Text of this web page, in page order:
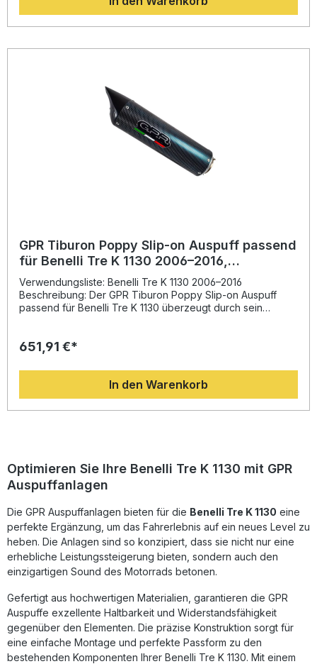
auf langjähriger Erfahrung aus der Motorrad-
Weltmeisterschaft und vereint Innovation mit höchster
überzeugt die Decat Pipe durch eine satte, sportliche
Verfahren möglich. Für eine fachgerechte Installation wird
der Einbau in einer Werkstatt empfohlen. Alle benötigten
Halterungen und das passende Montagematerial sind im
Lieferumfang enthalten. Hergestellt in Italien, steht die GPR
Decatalizzatore für Qualität, Langlebigkeit und
GPR Tiburon Poppy Slip-on Auspuff passend
für Benelli Tre K 1130 2006–2016,
homologiert
Verwendungsliste: Benelli Tre K 1130 2006–2016
Beschreibung: Der GPR Tiburon Poppy Slip-on Auspuff
passend für Benelli Tre K 1130 überzeugt durch sein
Entwickelt mit der Expertise aus der Motorrad-
italienische Ingenieurskunst mit optimaler Performance. Der
Klang wird durch den abnehmbaren dB-Killer sportlich und
kernig, bleibt dabei jedoch stets im zulässigen Bereich
dank der Homologation. Das System ist Plug-and-Play
profitieren Sie von einer konstant hohen Produktqualität.
Innovatives Design mit sportlichem Look Homologierter
Slip-on Auspuff mit abnehmbarem dB-Killer Erhöht Leistung
Montage – einfache Installation Hergestellt in Italien, DIN-
zertifizierte Qualität Lieferumfang: 1x GPR Tiburon Poppy
Slip-on Auspuff 1x abnehmbarer dB-Killer 1x
Verbindungsrohr (Link Pipe) Fahrzeugspezifische
Halterungen und Montagematerial
651,91 €*
In den Warenkorb
Optimieren Sie Ihre Benelli Tre K 1130 mit GPR
Auspuffanlagen
Die GPR Auspuffanlagen bieten für die Benelli Tre K 1130 eine
perfekte Ergänzung, um das Fahrerlebnis auf ein neues Level zu
heben. Die Anlagen sind so konzipiert, dass sie nicht nur eine
erhebliche Leistungssteigerung bieten, sondern auch den
einzigartigen Sound des Motorrads betonen.
Gefertigt aus hochwertigen Materialien, garantieren die GPR
Auspuffe exzellente Haltbarkeit und Widerstandsfähigkeit
gegenüber den Elementen. Die präzise Konstruktion sorgt für
eine einfache Montage und perfekte Passform zu den
bestehenden Komponenten Ihrer Benelli Tre K 1130. Mit einem